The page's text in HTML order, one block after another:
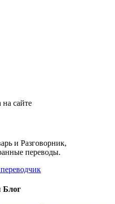
на сайте
и Разговорник,
переводы.